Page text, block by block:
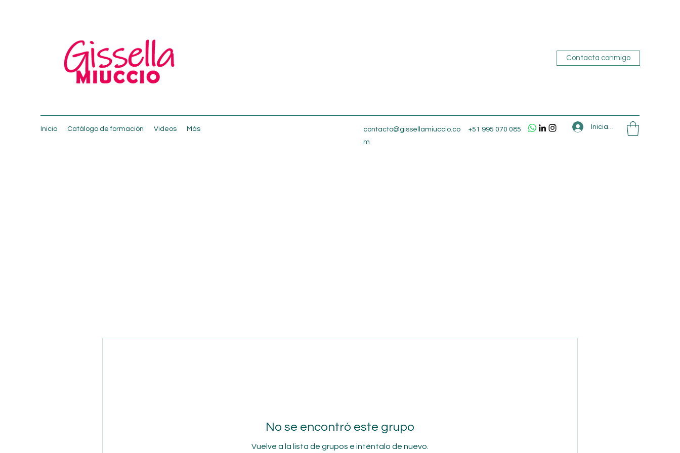
Contacta conmigo
Inicio Catálogo de formación Videos Más
contacto@gissellamiuccio.co
m
+51 995 070 085 Iniciar sesión
No se encontró este grupo
Vuelve a la lista de grupos e inténtalo de nuevo.